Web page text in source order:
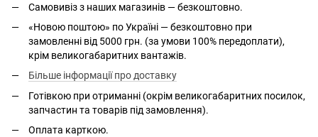
Самовивіз з наших магазинів — безкоштовно.
«Новою поштою» по Україні — безкоштовно при
замовленні від 5000 грн. (за умови 100% передоплати),
крім великогабаритних вантажів.
Більше інформації про доставку
Готівкою при отриманні (окрім великогабаритних посилок,
запчастин та товарів під замовлення).
Оплата карткою.